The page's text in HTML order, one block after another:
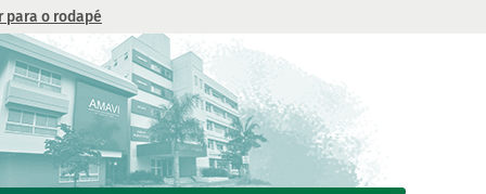
para o rodapé